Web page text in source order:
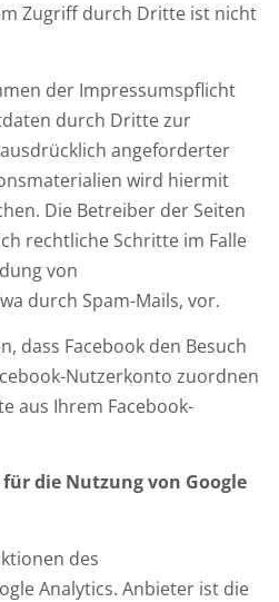
Zugriff durch Dritte ist nicht
der Impressumspflicht
durch Dritte zur
angeforderter
wird hiermit
Die Betreiber der Seiten
rechtliche Schritte im Falle
von
durch Spam-Mails, vor.
dass Facebook den Besuch
Nutzerkonto zuordnen
aus Ihrem Facebook-
die Nutzung von Google
des
Analytics. Anbieter ist die